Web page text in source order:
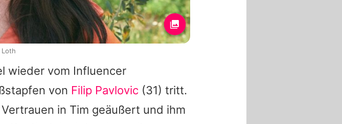
wieder vom Influencer
von Filip Pavlovic (31) tritt.
in Tim geäußert und ihm
Loth